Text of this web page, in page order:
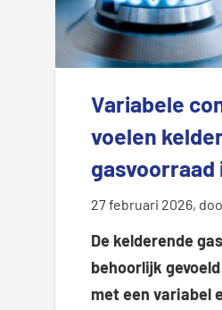
Variabele
voelen
gasvoorraad
27 februari 2026,
De kelderende
behoorlijk
met een variabel